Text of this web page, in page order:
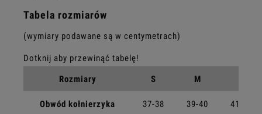
Tabela rozmiarów
(wymiary podawane są w centymetrach)
Rozmiary S M
Obwód kołnierzyka 37-38 39-40 41-42